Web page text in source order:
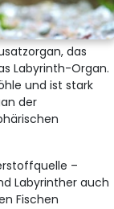
das
Labyrinth-Organ.
und ist stark
der
–
Labyrinther auch
Fischen